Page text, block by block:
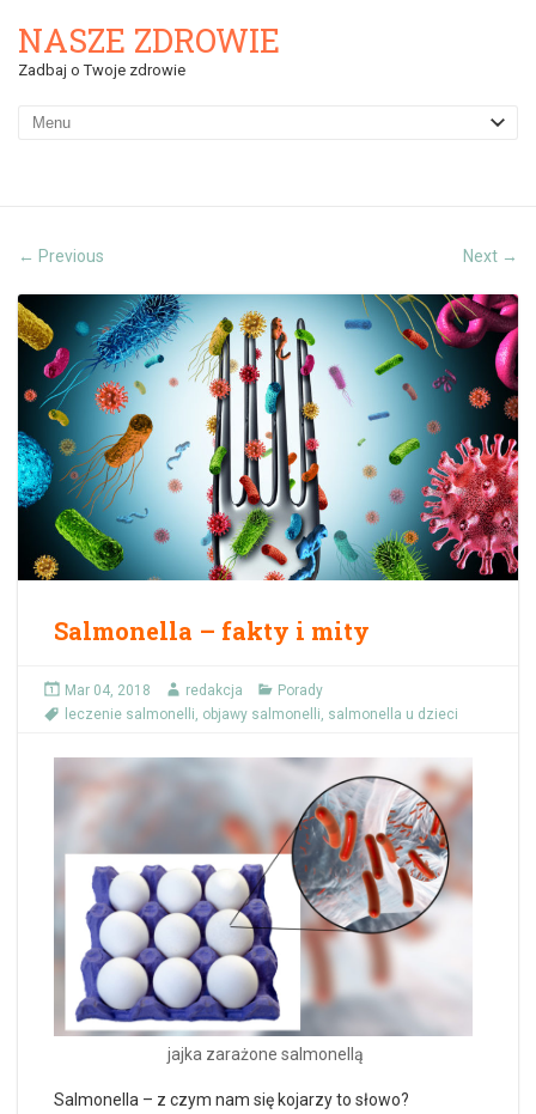
NASZE ZDROWIE
Zadbaj o Twoje zdrowie
← Previous Next →
Salmonella – fakty i mity
Mar 04, 2018 redakcja
Porady
leczenie salmonelli, objawy salmonelli, salmonella u dzieci
jajka zarażone salmonellą
Salmonella – z czym nam się kojarzy to słowo?